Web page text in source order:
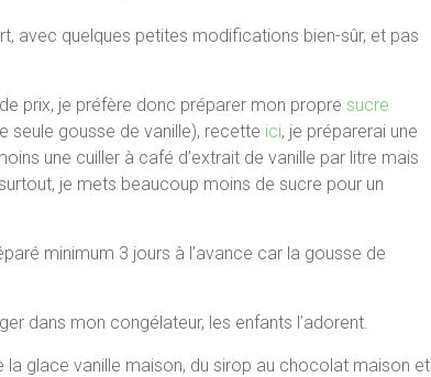
avec quelques petites modifications bien-sûr, et pas
prix, je préfère donc préparer mon propre sucre
seule gousse de vanille), recette ici, je préparerai une
une cuiller à café d’extrait de vanille par litre mais
je mets beaucoup moins de sucre pour un
minimum 3 jours à l’avance car la gousse de
dans mon congélateur, les enfants l’adorent.
la glace vanille maison, du sirop au chocolat maison et